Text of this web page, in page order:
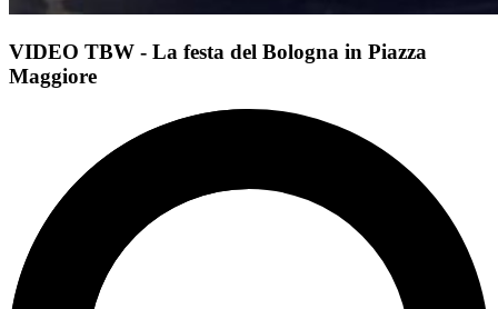
VIDEO TBW - La festa del Bologna in Piazza
Maggiore